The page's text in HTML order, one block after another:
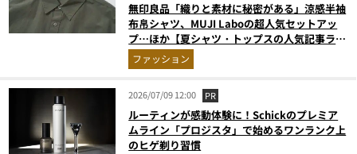
無印良品「織りと素材に秘密がある」涼感半袖
布帛シャツ、MUJI Laboの超人気セットアッ
プ…ほか【夏シャツ・トップスの人気記事ラン
キングベスト3】（2026年6月版）
ファッション
2026/07/09 12:00 PR
ルーティンが感動体験に！Schickのプレミア
ムライン「プロジスタ」で始めるワンランク上
のヒゲ剃り習慣